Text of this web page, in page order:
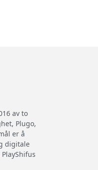
av to
Plugo,
er å
digitale